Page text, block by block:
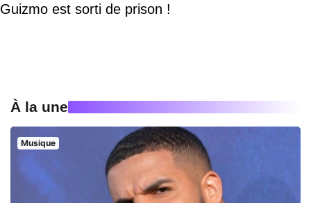
Guizmo est sorti de prison !
À la une
Musique